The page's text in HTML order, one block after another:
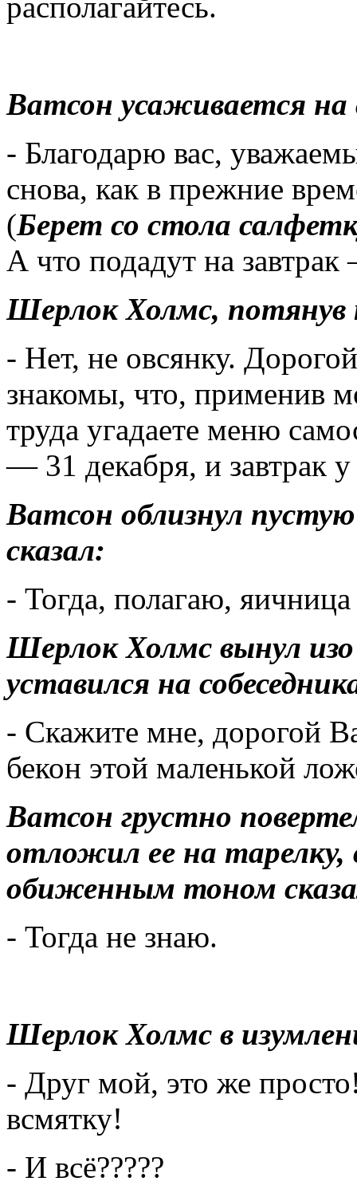
Ватсон усаживается на
- Благодарю вас,
снова, как в прежние
(Берет со стола
А что подадут на завтрак
Шерлок Холмс, потянув
- Нет, не овсянку.
знакомы, что, применив
труда угадаете меню
— 31 декабря, и завтрак
Ватсон облизнул
сказал:
- Тогда, полагаю,
Шерлок Холмс вынул
уставился на
- Скажите мне, дорогой
бекон этой маленькой
Ватсон грустно
отложил ее на тарелку,
обиженным тоном
- Тогда не знаю.
Шерлок Холмс в
- Друг мой, это же
всмятку!
- И всё?????